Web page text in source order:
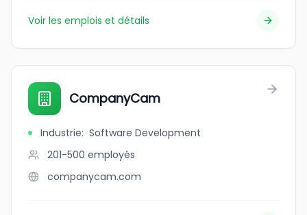
Voir les emplois et détails
CompanyCam
Industrie: Software Development
201-500 employés
companycam.com